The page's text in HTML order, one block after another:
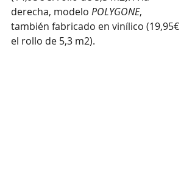
derecha, modelo POLYGONE,
también fabricado en vinílico (19,95€
el rollo de 5,3 m2).